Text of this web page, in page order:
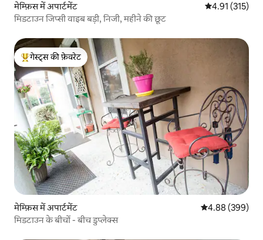
मेम्फ़िस में अपार्टमेंट औसत रेटिंग 5 में से
4.91 (315)
मिडटाउन जिप्सी वाइब बड़ी, निजी, महीने की छूट
गेस्ट्स का टॉप फ़ेवरेट
गेस्ट्स की फ़ेवरेट
मेम्फ़िस में अपार्टमेंट औसत रेटिंग 5 में से
4.88 (399)
मिडटाउन के बीचों - बीच डुप्लेक्स